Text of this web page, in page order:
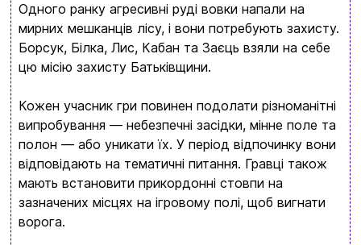
Одного ранку агресивні руді вовки напали на
мирних мешканців лісу, і вони потребують захисту.
Борсук, Білка, Лис, Кабан та Заєць взяли на себе
цю місію захисту Батьківщини.
Кожен учасник гри повинен подолати різноманітні
випробування — небезпечні засідки, мінне поле та
полон — або уникати їх. У період відпочинку вони
відповідають на тематичні питання. Гравці також
мають встановити прикордонні стовпи на
зазначених місцях на ігровому полі, щоб вигнати
ворога.